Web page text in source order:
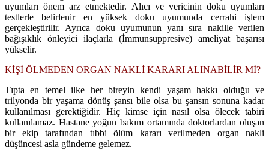
uyumları önem arz etmektedir. Alıcı ve vericinin doku uyumları
testlerle belirlenir en yüksek doku uyumunda cerrahi işlem
gerçekleştirilir. Ayrıca doku uyumunun yanı sıra nakille verilen
bağışıklık önleyici ilaçlarla (İmmunsuppresive) ameliyat başarısı
yükselir.
KİŞİ ÖLMEDEN ORGAN NAKLİ KARARI ALINABİLİR Mİ?
Tıpta en temel ilke her bireyin kendi yaşam hakkı olduğu ve
trilyonda bir yaşama dönüş şansı bile olsa bu şansın sonuna kadar
kullanılması gerektiğidir. Hiç kimse için nasıl olsa ölecek tabiri
kullanılamaz. Hastane yoğun bakım ortamında doktorlardan oluşan
bir ekip tarafından tıbbi ölüm kararı verilmeden organ nakli
düşüncesi asla gündeme gelemez.